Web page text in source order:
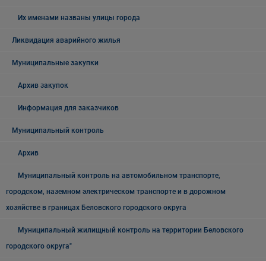
Их именами названы улицы города
Ликвидация аварийного жилья
Муниципальные закупки
Архив закупок
Информация для заказчиков
Муниципальный контроль
Архив
Муниципальный контроль на автомобильном транспорте,
городском, наземном электрическом транспорте и в дорожном
хозяйстве в границах Беловского городского округа
Муниципальный жилищный контроль на территории Беловского
городского округа"